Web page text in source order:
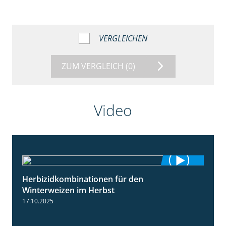
VERGLEICHEN
ZUM VERGLEICH (0)
Video
Herbizidkombinationen für den
Winterweizen im Herbst
17.10.2025